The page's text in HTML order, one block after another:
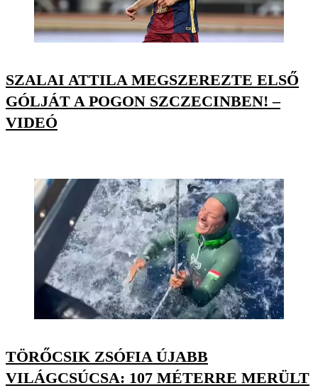
SZALAI ATTILA MEGSZEREZTE ELSŐ
GÓLJÁT A POGON SZCZECINBEN! –
VIDEÓ
TÖRŐCSIK ZSÓFIA ÚJABB
VILÁGCSÚCSA: 107 MÉTERRE MERÜLT